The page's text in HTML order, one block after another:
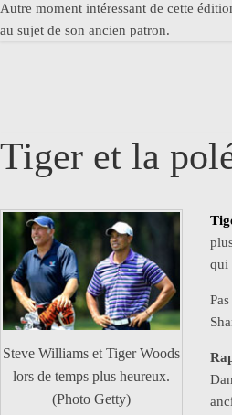
Autre moment intéressant de cette
au sujet de son ancien patron.
Tiger et la
Steve Williams et Tiger Woods
lors de temps plus heureux.
(Photo Getty)
qui